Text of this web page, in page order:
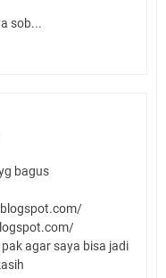
sob...
bagus
agar saya bisa jadi